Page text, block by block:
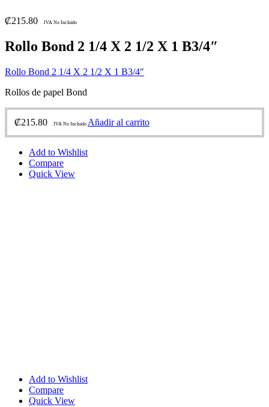
₡215.80 IVA No Incluido
Rollo Bond 2 1/4 X 2 1/2 X 1 B3/4″
Rollo Bond 2 1/4 X 2 1/2 X 1 B3/4″
Rollos de papel Bond
₡215.80 IVA No Incluido Añadir al carrito
Add to Wishlist
Compare
Quick View
Add to Wishlist
Compare
Quick View